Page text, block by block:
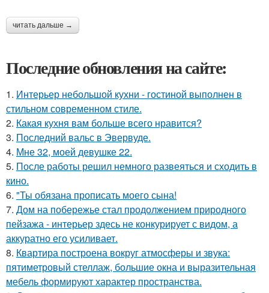
читать дальше →
Последние обновления на сайте:
1. Интерьер небольшой кухни - гостиной выполнен в
стильном современном стиле.
2. Какая кухня вам больше всего нравится?
3. Последний вальс в Эвервуде.
4. Мне 32, моей девушке 22.
5. После работы решил немного развеяться и сходить в
кино.
6. "Ты обязана прописать моего сына!
7. Дом на побережье стал продолжением природного
пейзажа - интерьер здесь не конкурирует с видом, а
аккуратно его усиливает.
8. Квартира построена вокруг атмосферы и звука:
пятиметровый стеллаж, большие окна и выразительная
мебель формируют характер пространства.